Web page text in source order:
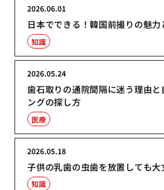
日本でできる！韓国前撮りの魅
2026.06.01
知識
歯石取りの通院間隔に迷う理由と
ングの探し方
2026.05.24
医療
子供の乳歯の虫歯を放置しても大
2026.05.18
知識